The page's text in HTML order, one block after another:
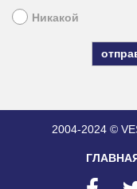
Никакой
2004-2024 ©